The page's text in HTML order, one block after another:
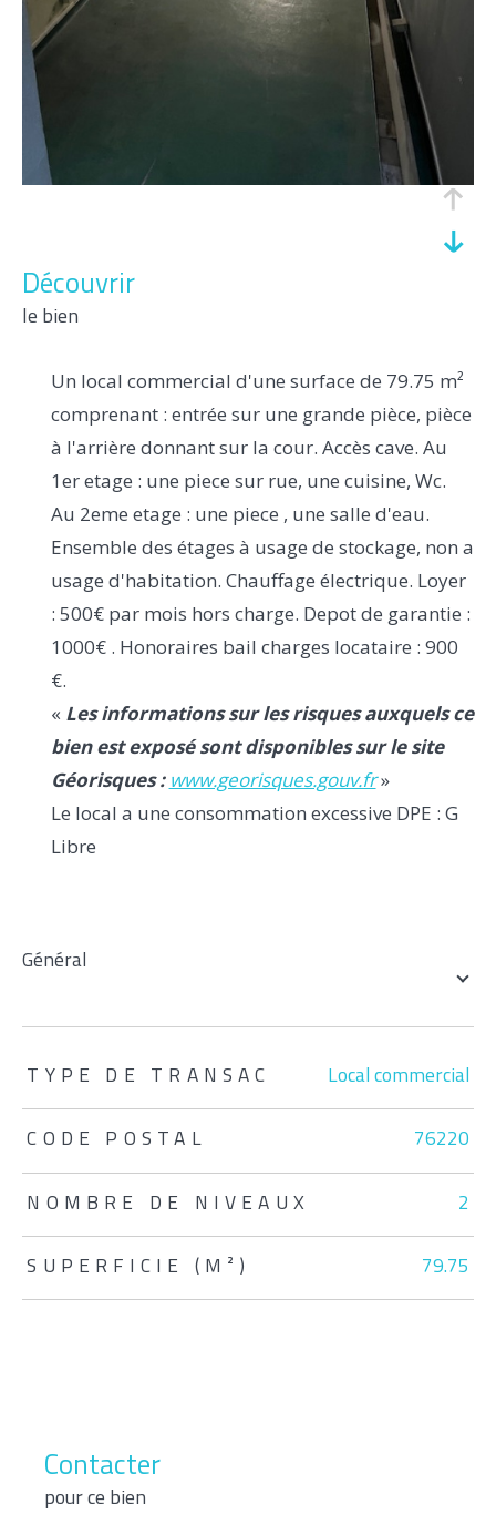
découvrir
le bien
Un local commercial d'une surface de 79.75 m²
comprenant : entrée sur une grande pièce, pièce
à l'arrière donnant sur la cour. Accès cave. Au
1er etage : une piece sur rue, une cuisine, Wc.
Au 2eme etage : une piece , une salle d'eau.
Ensemble des étages à usage de stockage, non a
usage d'habitation. Chauffage électrique. Loyer
: 500€ par mois hors charge. Depot de garantie :
1000€ . Honoraires bail charges locataire : 900
€.
« Les informations sur les risques auxquels ce
bien est exposé sont disponibles sur le site
Géorisques : www.georisques.gouv.fr»
Le local a une consommation excessive DPE : G
Libre
général
TRAD_ZEPHYR_Caracteristique TRAD_ZEPHYR_Valeurs
TYPE DE TRANSAC Local commercial
CODE POSTAL 76220
NOMBRE DE NIVEAUX 2
SUPERFICIE (M²) 79.75
Contacter
pour ce bien